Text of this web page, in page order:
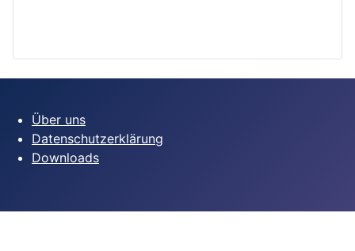
Über uns
Datenschutzerklärung
Downloads